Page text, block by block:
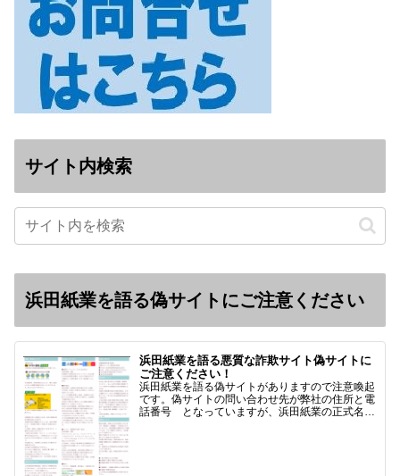
サイト内検索
浜田紙業を語る偽サイトにご注意ください
浜田紙業を語る悪質な詐欺サイト偽サイトに
ご注意ください！
浜田紙業を語る偽サイトがありますので注意喚起
です。偽サイトの問い合わせ先が弊社の住所と電
話番号 となっていますが、浜田紙業の正式名称